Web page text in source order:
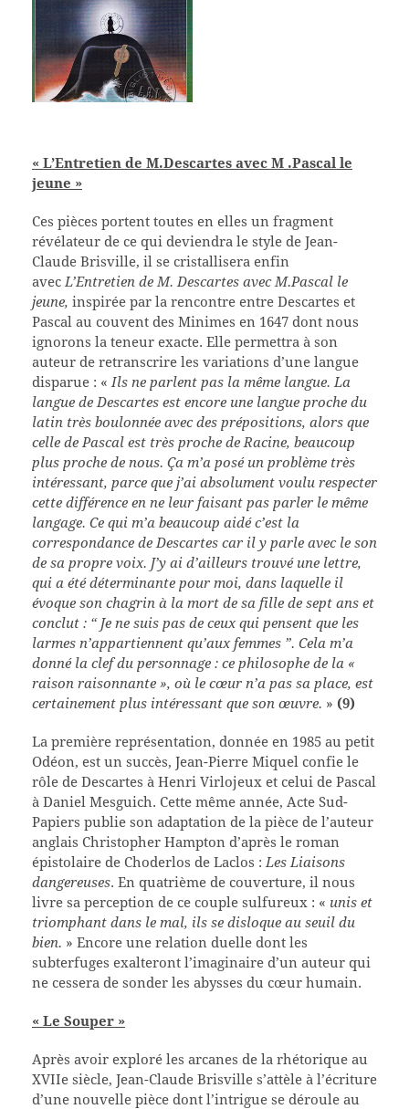
« L’Entretien de M.Descartes avec M .Pascal le
jeune »
Ces pièces portent toutes en elles un fragment
révélateur de ce qui deviendra le style de Jean-
Claude Brisville, il se cristallisera enfin
avecL’Entretien de M. Descartes avec M.Pascal le
jeune, inspirée par la rencontre entre Descartes et
Pascal au couvent des Minimes en 1647 dont nous
ignorons la teneur exacte. Elle permettra à son
auteur de retranscrire les variations d’une langue
disparue : «Ils ne parlent pas la même langue. La
langue de Descartes est encore une langue proche du
latin très boulonnée avec des prépositions, alors que
celle de Pascal est très proche de Racine, beaucoup
plus proche de nous. Ça m’a posé un problème très
intéressant, parce que j’ai absolument voulu respecter
cette différence en ne leur faisant pas parler le même
langage. Ce qui m’a beaucoup aidé c’est la
correspondance de Descartes car il y parle avec le son
de sa propre voix. J’y ai d’ailleurs trouvé une lettre,
qui a été déterminante pour moi, dans laquelle il
évoque son chagrin à la mort de sa fille de sept ans et
conclut : “ Je ne suis pas de ceux qui pensent que les
larmes n’appartiennent qu’aux femmes ”. Cela m’a
donné la clef du personnage : ce philosophe de la «
raison raisonnante », où le cœur n’a pas sa place, est
certainement plus intéressant que son œuvre. » (9)
La première représentation, donnée en 1985 au petit
Odéon, est un succès, Jean-Pierre Miquel confie le
rôle de Descartes à Henri Virlojeux et celui de Pascal
à Daniel Mesguich. Cette même année, Acte Sud-
Papiers publie son adaptation de la pièce de l’auteur
anglais Christopher Hampton d’après le roman
épistolaire de Choderlos de Laclos :Les Liaisons
dangereuses. En quatrième de couverture, il nous
livre sa perception de ce couple sulfureux : « unis et
triomphant dans le mal, ils se disloque au seuil du
bien. » Encore une relation duelle dont les
subterfuges exalteront l’imaginaire d’un auteur qui
ne cessera de sonder les abysses du cœur humain.
« Le Souper »
Après avoir exploré les arcanes de la rhétorique au
XVIIe siècle, Jean-Claude Brisville s’attèle à l’écriture
d’une nouvelle pièce dont l’intrigue se déroule au